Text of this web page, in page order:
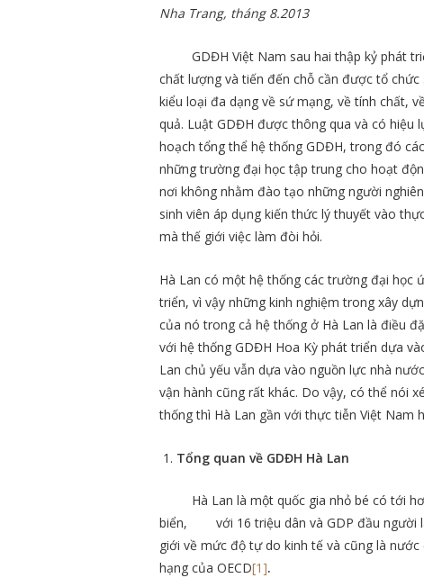
Nha Trang, tháng 8.2013
GDĐH Việt Nam sau hai thập kỷ phát
chất lượng và tiến đến chỗ cần được tổ
kiểu loại đa dạng về sứ mạng, về tính chất,
quả. Luật GDĐH được thông qua và có hiệu
hoạch tổng thể hệ thống GDĐH, trong đó
những trường đại học tập trung cho hoạt
nơi không nhằm đào tạo những người
sinh viên áp dụng kiến thức lý thuyết vào
mà thế giới việc làm đòi hỏi.
Hà Lan có một hệ thống các trường đại học
triển, vì vậy những kinh nghiệm trong xây
của nó trong cả hệ thống ở Hà Lan là điều
với hệ thống GDĐH Hoa Kỳ phát triển dựa
Lan chủ yếu vẫn dựa vào nguồn lực nhà
vận hành cũng rất khác. Do vậy, có thể nói
thống thì Hà Lan gần với thực tiễn Việt Nam
Tổng quan về GDĐH Hà Lan
Hà Lan là một quốc gia nhỏ bé có tới
biển, với 16 triệu dân và GDP đầu người
giới về mức độ tự do kinh tế và cũng là
hạng của OECD[1].